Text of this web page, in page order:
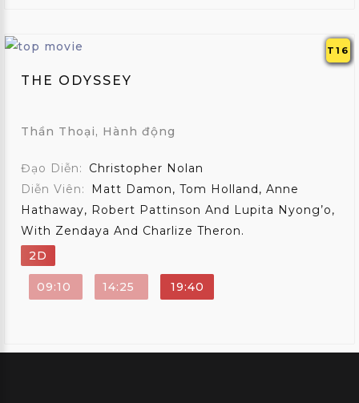
T16
THE ODYSSEY
Thần Thoại, Hành động
Đạo Diễn:
Christopher Nolan
Diễn Viên:
Matt Damon, Tom Holland, Anne
Hathaway, Robert Pattinson And Lupita Nyong’o,
With Zendaya And Charlize Theron.
2D
09:10 14:25 19:40